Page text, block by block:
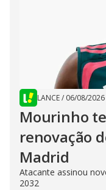
LANCE/ 06/08/2026
Mourinho
renovação
Madrid
Atacante assinou
2032